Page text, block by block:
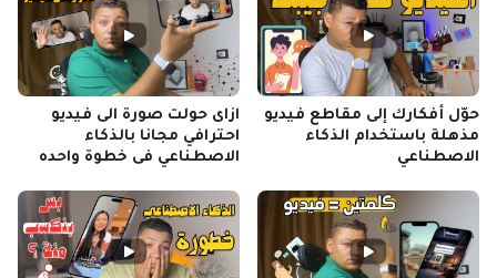
حوّل أفكارك إلى مقاطع فيديو
مذهلة باستخدام الذكاء
الاصطناعي
ازاى حولت صورة الى فيديو
احترافي مجانا بالذكاء
الاصطناعي فى خطوة واحده